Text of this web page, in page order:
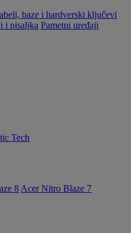
baze i hardverski ključevi
i pisaljka Pametni uređaji
Tech
8 Acer Nitro Blaze 7